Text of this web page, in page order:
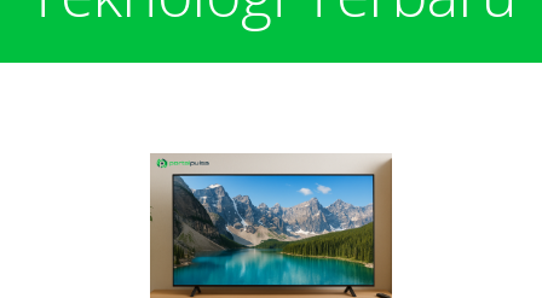
Harga Pulsa Elektrik
Pulsa Reguler
Bonus
Bonus Transaksi
Transaksi